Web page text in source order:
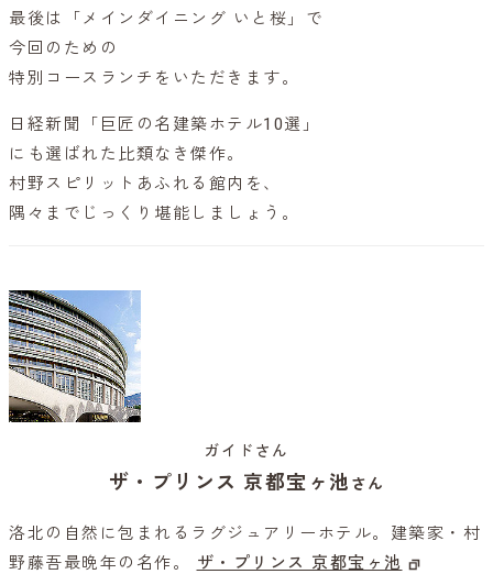
最後は「メインダイニング いと桜」で
今回のための
特別コースランチをいただきます。
日経新聞「巨匠の名建築ホテル10選」
にも選ばれた比類なき傑作。
村野スピリットあふれる館内を、
隅々までじっくり堪能しましょう。
ガイドさん
ザ・プリンス 京都宝ヶ池 さん
洛北の自然に包まれるラグジュアリーホテル。建築家・村
野藤吾最晩年の名作。 ザ・プリンス 京都宝ヶ池